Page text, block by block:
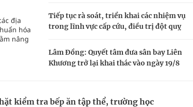
Nam
địa
hóa
nâng
Tiếp tục rà soát, triển khai các nhiệm vụ
trong lĩnh vực cấp cứu, điều trị đột quỵ
Lâm Đồng: Quyết tâm đưa sân bay Liên
Khương trở lại khai thác vào ngày 19/8
kiểm tra bếp ăn tập thể, trường học